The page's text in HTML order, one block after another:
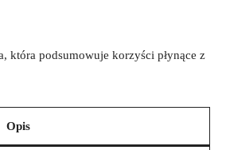
która podsumowuje korzyści płynące z
Opis